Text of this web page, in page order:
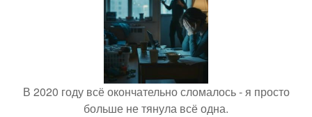
В 2020 году всё окончательно сломалось - я просто
больше не тянула всё одна.